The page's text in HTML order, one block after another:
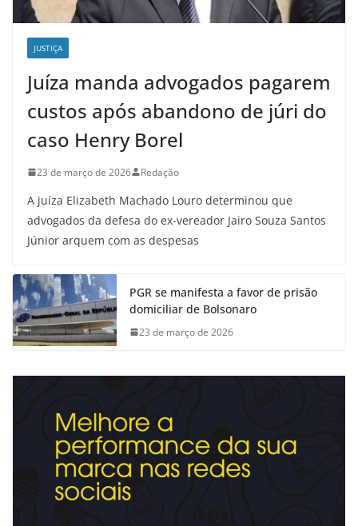
JUSTIÇA
Juíza manda advogados pagarem
custos após abandono de júri do
caso Henry Borel
23 de março de 2026 Redação
A juíza Elizabeth Machado Louro determinou que
advogados da defesa do ex-vereador Jairo Souza Santos
Júnior arquem com as despesas
PGR se manifesta a favor de prisão
domiciliar de Bolsonaro
23 de março de 2026